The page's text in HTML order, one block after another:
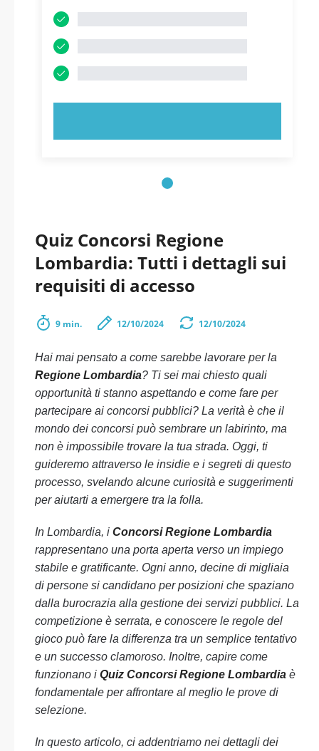
Quiz Concorsi Regione
Lombardia: Tutti i dettagli sui
requisiti di accesso
9 min. 12/10/2024 12/10/2024
Hai mai pensato a come sarebbe lavorare per la
Regione Lombardia? Ti sei mai chiesto quali
opportunità ti stanno aspettando e come fare per
partecipare ai concorsi pubblici? La verità è che il
mondo dei concorsi può sembrare un labirinto, ma
non è impossibile trovare la tua strada. Oggi, ti
guideremo attraverso le insidie e i segreti di questo
processo, svelando alcune curiosità e suggerimenti
per aiutarti a emergere tra la folla.
In Lombardia, i Concorsi Regione Lombardia
rappresentano una porta aperta verso un impiego
stabile e gratificante. Ogni anno, decine di migliaia
di persone si candidano per posizioni che spaziano
dalla burocrazia alla gestione dei servizi pubblici. La
competizione è serrata, e conoscere le regole del
gioco può fare la differenza tra un semplice tentativo
e un successo clamoroso. Inoltre, capire come
funzionano i Quiz Concorsi Regione Lombardia è
fondamentale per affrontare al meglio le prove di
selezione.
In questo articolo, ci addentriamo nei dettagli dei